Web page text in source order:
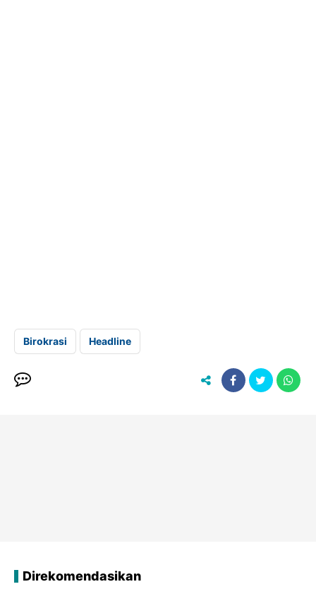
Birokrasi Headline
Direkomendasikan